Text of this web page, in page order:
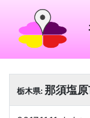
栃木県: 那須塩